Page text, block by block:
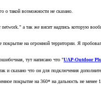
такой возможности не сказано.
а так же висит надпись которую
на огромной территории. Я
тут написано что "UAP-Outdoor
и сказано что он для подключения
покрытие на 360* на дальность не